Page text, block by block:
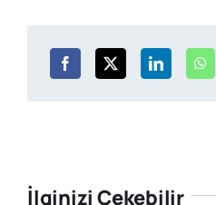
İlginizi Çekebilir